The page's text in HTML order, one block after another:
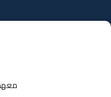
إلى
المحتوى